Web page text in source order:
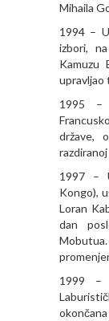
Mihaila
1994 –
izbori,
Kamuzu
upravljao
1995 –
države,
1997 –
Kongo),
Loran
dan
1999 –